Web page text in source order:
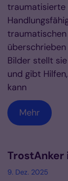
traumatisierte
Bilder stellt
und gibt
kann
Mehr
TrostAnker
9. Dez. 2025